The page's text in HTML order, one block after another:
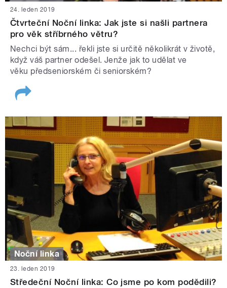
24. leden 2019
Čtvrteční Noční linka: Jak jste si našli partnera
pro věk stříbrného větru?
Nechci být sám... řekli jste si určitě několikrát v životě,
když váš partner odešel. Jenže jak to udělat ve
věku předseniorském či seniorském?
Noční linka
23. leden 2019
Středeční Noční linka: Co jsme po kom podědili?